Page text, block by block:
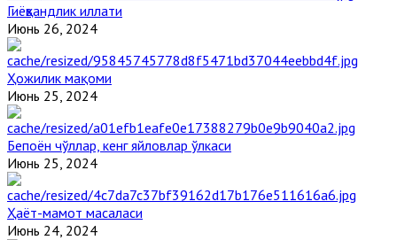
Гиёҳвандлик иллати
Июнь 26, 2024
Ҳожилик мақоми
Июнь 25, 2024
Бепоён чўллар, кенг яйловлар ўлкаси
Июнь 25, 2024
Ҳаёт-мамот масаласи
Июнь 24, 2024